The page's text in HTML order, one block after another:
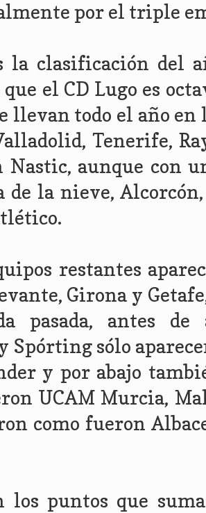
por el triple
la clasificación del
el CD Lugo es
llevan todo el año en
Tenerife,
Nastic, aunque con
de la nieve,
restantes
Girona y
pasada, antes de
Spórting sólo
y por abajo
UCAM Murcia,
como fueron
los puntos que